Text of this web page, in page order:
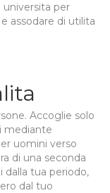
universita per
assodare di utilita
Accoglie solo
mediante
uomini verso
di una seconda
dalla tua periodo,
dal tuo